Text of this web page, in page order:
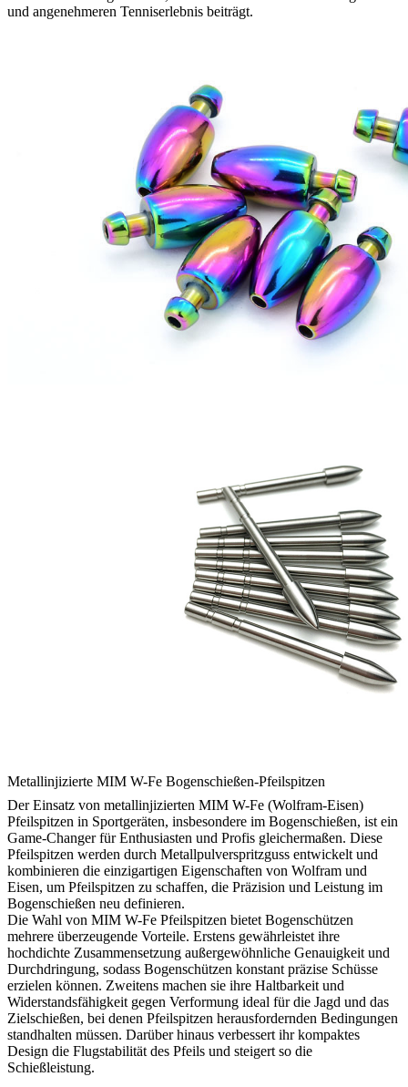
und angenehmeren Tenniserlebnis beiträgt.
Metallinjizierte MIM W-Fe Bogenschießen-Pfeilspitzen
Der Einsatz von metallinjizierten MIM W-Fe (Wolfram-Eisen)
Pfeilspitzen in Sportgeräten, insbesondere im Bogenschießen, ist ein
Game-Changer für Enthusiasten und Profis gleichermaßen. Diese
Pfeilspitzen werden durch Metallpulverspritzguss entwickelt und
kombinieren die einzigartigen Eigenschaften von Wolfram und
Eisen, um Pfeilspitzen zu schaffen, die Präzision und Leistung im
Bogenschießen neu definieren.
Die Wahl von MIM W-Fe Pfeilspitzen bietet Bogenschützen
mehrere überzeugende Vorteile. Erstens gewährleistet ihre
hochdichte Zusammensetzung außergewöhnliche Genauigkeit und
Durchdringung, sodass Bogenschützen konstant präzise Schüsse
erzielen können. Zweitens machen sie ihre Haltbarkeit und
Widerstandsfähigkeit gegen Verformung ideal für die Jagd und das
Zielschießen, bei denen Pfeilspitzen herausfordernden Bedingungen
standhalten müssen. Darüber hinaus verbessert ihr kompaktes
Design die Flugstabilität des Pfeils und steigert so die
Schießleistung.